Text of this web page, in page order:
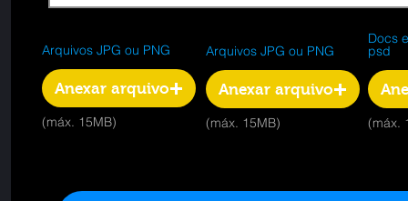
Arquivos JPG ou PNG
Anexar arquivo
(máx. 15MB)
Arquivos JPG ou PNG
Anexar arquivo
(máx. 15MB)
Docs
psd
(máx.